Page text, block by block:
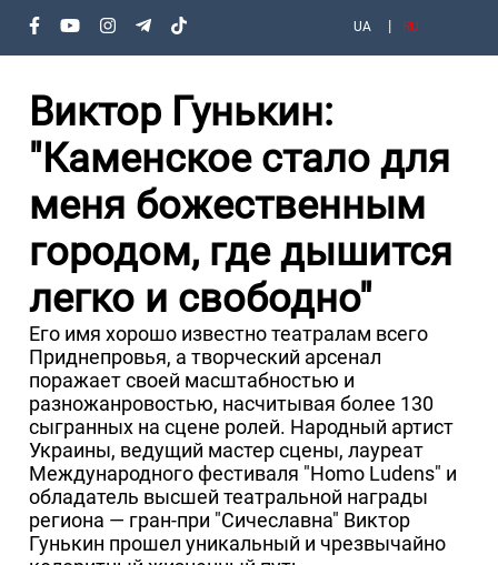
UA RU
Виктор Гунькин:
"Каменское стало для
меня божественным
городом, где дышится
легко и свободно"
Его имя хорошо известно театралам всего
Приднепровья, а творческий арсенал
поражает своей масштабностью и
разножанровостью, насчитывая более 130
сыгранных на сцене ролей. Народный артист
Украины, ведущий мастер сцены, лауреат
Международного фестиваля "Homo Ludens" и
обладатель высшей театральной награды
региона — гран-при "Сичеславна" Виктор
Гунькин прошел уникальный и чрезвычайно